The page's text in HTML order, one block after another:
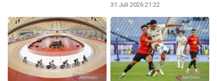
31 Juli 2026 21:22